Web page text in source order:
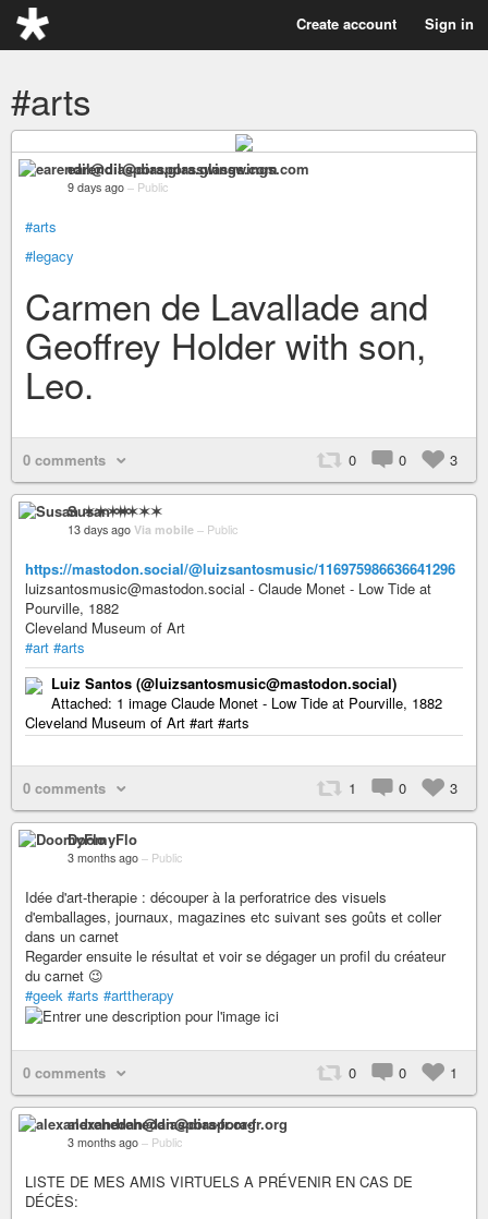
Create account Sign in
#arts
earendil@diaspora.glasswings.com
9 days ago – Public
#arts
#legacy
Carmen de Lavallade and
Geoffrey Holder with son,
Leo.
0 comments 0 0 3
Susan ✶✶✶✶
13 days ago Via mobile – Public
https://mastodon.social/@luizsantosmusic/116975986636641296
luizsantosmusic@mastodon.social - Claude Monet - Low Tide at
Pourville, 1882
Cleveland Museum of Art
#art #arts
Luiz Santos (@luizsantosmusic@mastodon.social)
Attached: 1 image Claude Monet - Low Tide at Pourville, 1882
Cleveland Museum of Art #art #arts
0 comments 1 0 3
DoomyFlo
3 months ago – Public
Idée d'art-therapie : découper à la perforatrice des visuels
d'emballages, journaux, magazines etc suivant ses goûts et coller
dans un carnet
Regarder ensuite le résultat et voir se dégager un profil du créateur
du carnet 😉
#geek #arts #arttherapy
0 comments 0 0 1
alexandrehedan@diaspora-fr.org
3 months ago – Public
LISTE DE MES AMIS VIRTUELS A PRÉVENIR EN CAS DE
DÉCÈS: